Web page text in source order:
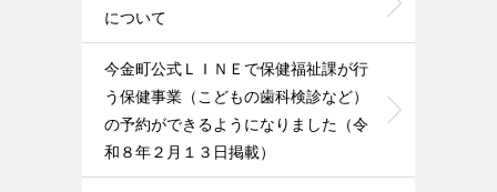
について
今金町公式ＬＩＮＥで保健福祉課が行
う保健事業（こどもの歯科検診など）
の予約ができるようになりました（令
和８年２月１３日掲載）